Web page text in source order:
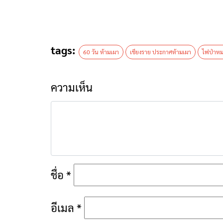
tags: 60 วัน ห้ามเผา เชียงราย ประกาศห้ามเผา ไฟป่าห
ความเห็น
ชื่อ *
อีเมล *